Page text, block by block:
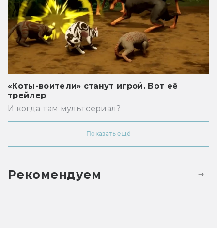
«Коты-воители» станут игрой. Вот её
трейлер
И когда там мультсериал?
Показать ещё
Рекомендуем